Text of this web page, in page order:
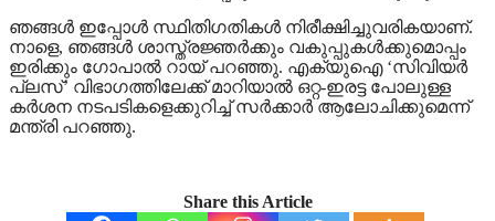
ഞങ്ങള്‍ ഇപ്പോള്‍ സ്ഥിതിഗതികള്‍ നിരീക്ഷിച്ചുവരികയാണ്.
നാളെ, ഞങ്ങള്‍ ശാസ്ത്രജ്ഞര്‍ക്കും വകുപ്പുകള്‍ക്കുമൊപ്പം
ഇരിക്കും ഗോപാല്‍ റായ് പറഞ്ഞു. എക്യുഐ ‘സിവിയര്‍
പ്ലസ്’ വിഭാഗത്തിലേക്ക് മാറിയാല്‍ ഒറ്റ-ഇരട്ട പോലുള്ള
കര്‍ശന നടപടികളെക്കുറിച്ച് സര്‍ക്കാര്‍ ആലോചിക്കുമെന്ന്
മന്ത്രി പറഞ്ഞു.
Share this Article